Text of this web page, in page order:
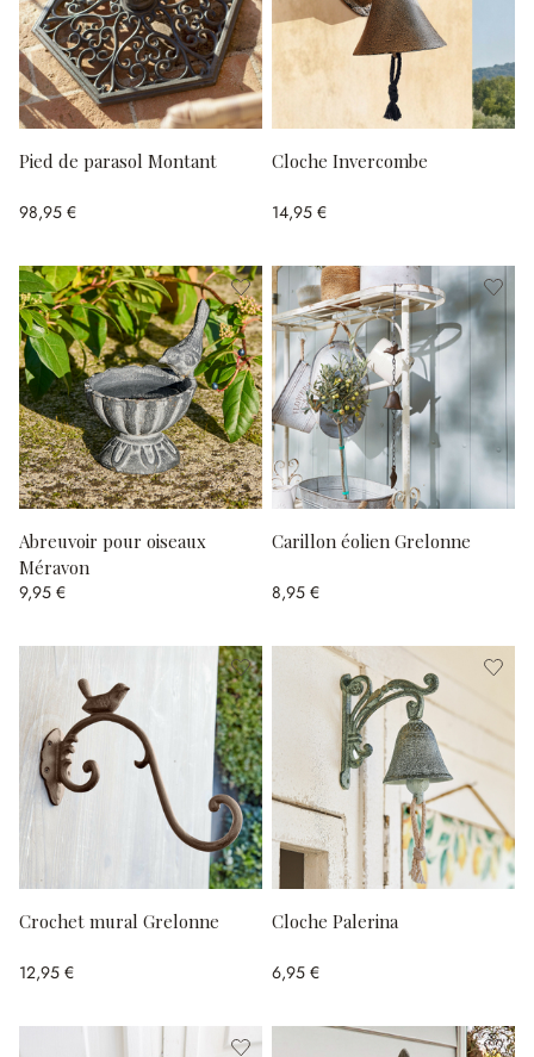
Pied de parasol Montant
98,95 €
Cloche Invercombe
14,95 €
Abreuvoir pour oiseaux
Méravon
9,95 €
Carillon éolien Grelonne
8,95 €
Crochet mural Grelonne
12,95 €
Cloche Palerina
6,95 €